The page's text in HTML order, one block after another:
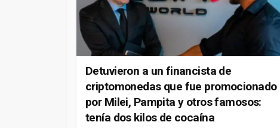
Detuvieron a un financista de
criptomonedas que fue promocionado
por Milei, Pampita y otros famosos:
tenía dos kilos de cocaína